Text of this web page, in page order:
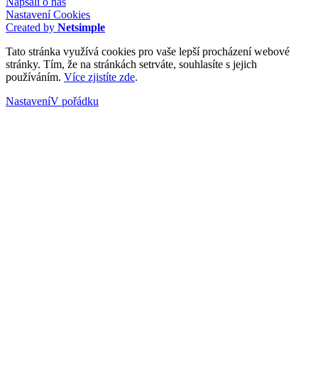
Nastavení Cookies
Created by Netsimple
Tato stránka využívá cookies pro vaše lepší procházení webové
stránky. Tím, že na stránkách setrváte, souhlasíte s jejich
používáním. Více zjistíte zde.
NastaveníV pořádku